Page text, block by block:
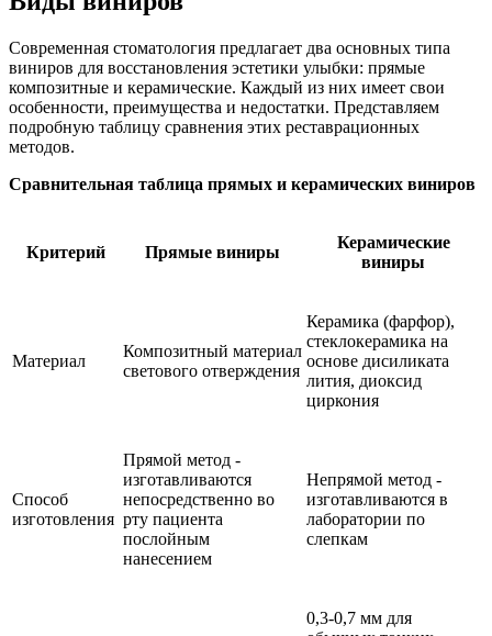
Современная стоматология предлагает два основных типа
виниров для восстановления эстетики улыбки: прямые
композитные и керамические. Каждый из них имеет свои
особенности, преимущества и недостатки. Представляем
подробную таблицу сравнения этих реставрационных
методов.
Сравнительная таблица прямых и керамических виниров
Критерий Прямые виниры
Керамические
виниры
Материал
Композитный материал
светового отверждения
Керамика (фарфор),
стеклокерамика на
основе дисиликата
лития, диоксид
циркония
Способ
изготовления
Прямой метод -
изготавливаются
непосредственно во
рту пациента
послойным
нанесением
Непрямой метод -
изготавливаются в
лаборатории по
слепкам
0,3-0,7 мм для